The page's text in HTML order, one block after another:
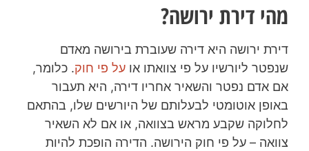
מהי דירת ירושה?
דירת ירושה היא דירה שעוברת בירושה מאדם
שנפטר ליורשיו על פי צוואתו או על פי חוק. כלומר,
אם אדם נפטר והשאיר אחריו דירה, היא תעבור
באופן אוטומטי לבעלותם של היורשים שלו, בהתאם
לחלוקה שקבע מראש בצוואה, או אם לא השאיר
צוואה – על פי חוק הירושה. הדירה הופכת להיות